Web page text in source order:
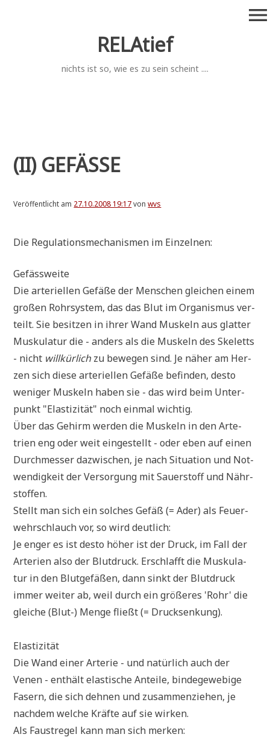
RELAtief
nichts ist so, wie es zu sein scheint ....
menu
(II) GEFÄSSE
Veröffentlicht am 27.10.2008 19:17vonwvs
Die Regu­la­ti­ons­me­cha­nis­men im Einzelnen:
Gefäss­wei­te
Die arte­ri­el­len Gefä­ße der Men­schen glei­chen einem
gro­ßen Rohr­sy­stem, das das Blut im Orga­nis­mus ver­
teilt. Sie besit­zen in ihrer Wand Mus­keln aus glat­ter
Mus­ku­la­tur die - anders als die Mus­keln des Ske­letts
- nicht will­kür­lich zu bewe­gen sind. Je näher am Her­
zen sich die­se arte­ri­el­len Gefä­ße befin­den, desto
weni­ger Mus­keln haben sie - das wird beim Unter­
punkt "Ela­sti­zi­tät" noch ein­mal wich­tig.
Über das Gehirm wer­den die Mus­keln in den Arte­
trien eng oder weit ein­ge­stellt - oder eben auf einen
Durch­mes­ser dazwi­schen, je nach Situa­ti­on und Not­
wen­dig­keit der Ver­sor­gung mit Sau­er­stoff und Nähr­
stof­fen.
Stellt man sich ein sol­ches Gefäß (= Ader) als Feu­er­
wehr­schlauch vor, so wird deut­lich:
Je enger es ist desto höher ist der Druck, im Fall der
Arte­ri­en also der Blut­druck. Erschlafft die Mus­ku­la­
tur in den Blut­ge­fä­ßen, dann sinkt der Blut­druck
immer wei­ter ab, weil durch ein grö­ße­res 'Rohr' die
glei­che (Blut-) Men­ge fließt (= Drucksenkung).
Elastizität
Die Wand einer Arte­rie - und natür­lich auch der
Venen - ent­hält ela­sti­sche Antei­le, bin­de­ge­web­i­ge
Fasern, die sich deh­nen und zusam­men­zie­hen, je
nach­dem wel­che Kräf­te auf sie wirken.
Als Faust­re­gel kann man sich merken: